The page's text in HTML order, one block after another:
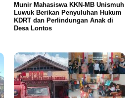
Munir Mahasiswa KKN-MB Unismuh
Luwuk Berikan Penyuluhan Hukum
KDRT dan Perlindungan Anak di
Desa Lontos